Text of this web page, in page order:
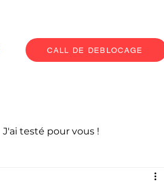
CALL DE DEBLOCAGE
J'ai testé pour vous !